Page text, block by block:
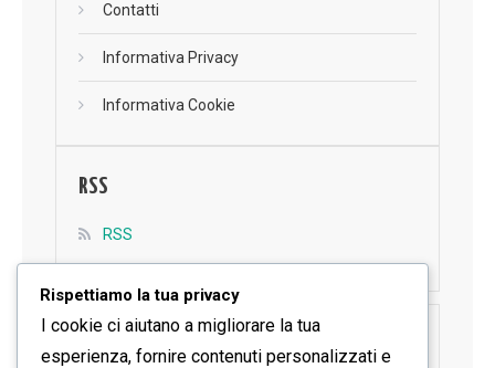
Contatti
Informativa Privacy
Informativa Cookie
RSS
RSS
SEGUICI SU FACEBOOK
Rispettiamo la tua privacy
I cookie ci aiutano a migliorare la tua
esperienza, fornire contenuti personalizzati e